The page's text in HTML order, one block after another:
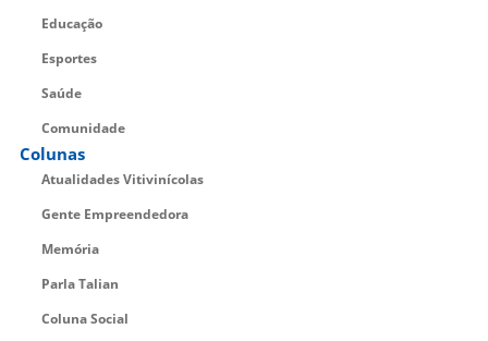
Educação
Esportes
Saúde
Comunidade
Colunas
Atualidades Vitivinícolas
Gente Empreendedora
Memória
Parla Talian
Coluna Social